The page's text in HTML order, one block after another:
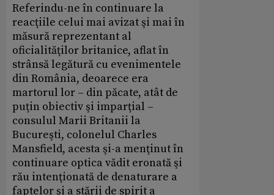
Referindu-ne în continuare la
reacţiile celui mai avizat şi mai în
măsură reprezentant al
oficialităţilor britanice, aflat în
strânsă legătură cu evenimentele
din România, deoarece era
martorul lor – din păcate, atât de
puţin obiectiv şi imparţial –
consulul Marii Britanii la
Bucureşti, colonelul Charles
Mansfield, acesta şi-a menţinut în
continuare optica vădit eronată şi
rău intenţionată de denaturare a
faptelor şi a stării de spirit a